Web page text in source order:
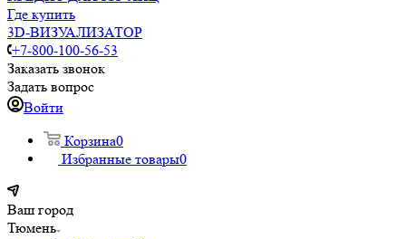
Где купить
3D-ВИЗУАЛИЗАТОР
+7-800-100-56-53
Заказать звонок
Задать вопрос
Войти
Корзина0
Избранные товары0
Ваш город
Тюмень